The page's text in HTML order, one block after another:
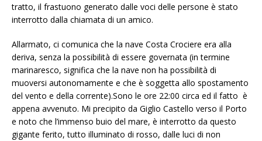
tratto, il frastuono generato dalle voci delle persone è stato
interrotto dalla chiamata di un amico.
Allarmato, ci comunica che la nave Costa Crociere era alla
deriva, senza la possibilità di essere governata (in termine
marinaresco, significa che la nave non ha possibilità di
muoversi autonomamente e che è soggetta allo spostamento
del vento e della corrente).Sono le ore 22:00 circa ed il fatto è
appena avvenuto. Mi precipito da Giglio Castello verso il Porto
e noto che l’immenso buio del mare, è interrotto da questo
gigante ferito, tutto illuminato di rosso, dalle luci di non